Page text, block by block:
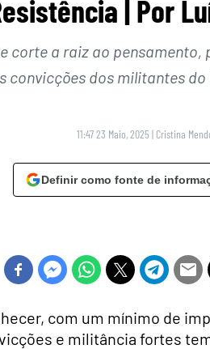
| Por
corte a raiz ao
convicções dos militantes do
11:47 23 Maio, 2025 | Cristina
Definir como fonte de
com um mínimo de
e militância fortes